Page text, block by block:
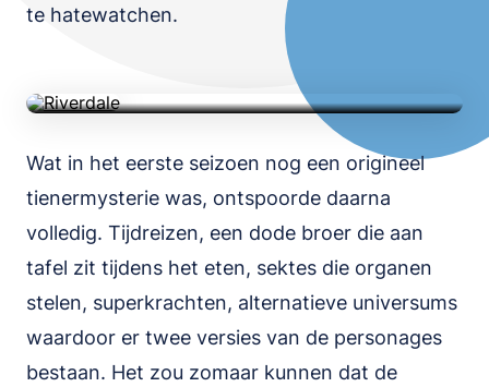
te hatewatchen.
Serie • Misdaad • 46m • 2017 • IMDb 6.4
Wat in het eerste seizoen nog een origineel
tienermysterie was, ontspoorde daarna
volledig. Tijdreizen, een dode broer die aan
tafel zit tijdens het eten, sektes die organen
stelen, superkrachten, alternatieve universums
waardoor er twee versies van de personages
bestaan. Het zou zomaar kunnen dat de